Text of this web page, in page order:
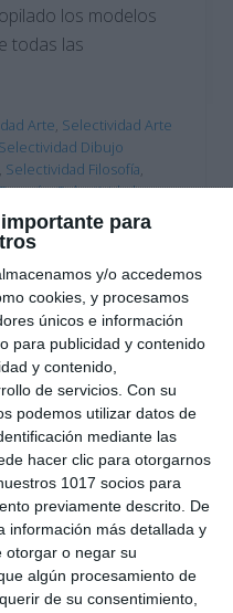
para
y/o accedemos
cookies, y procesamos
únicos e información
para publicidad y contenido
y contenido,
de servicios. Con su
podemos utilizar datos de
mediante las
hacer clic para otorgarnos
1017 socios para
previamente descrito. De
información más detallada y
otorgar o negar su
algún procesamiento de
de su consentimiento,
los modelos
todas las
Arte, Selectividad Arte
Selectividad Dibujo
, Selectividad Filosofía,
,Selectividad
,Selectividad Griego,
Inglés, Selectividad Latin
Química
,aragon, Arte,Artes
,baleares,biología,
,castilla-la mancha,
Generales
clave,comunidad
, Dibujo Artístico II, Dibujo
las Artes y al Diseño II,
,educación
Empresa y diseño de
de preguntas ,
PAU ,
,
Artísticos, Galicia
Ambientales Griego